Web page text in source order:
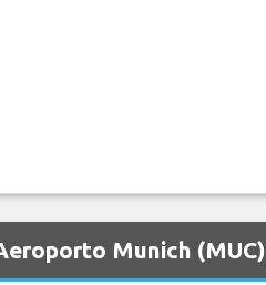
Munich (MUC)